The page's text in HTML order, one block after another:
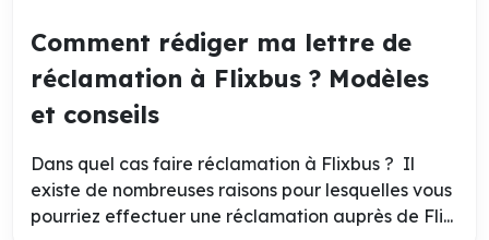
Comment rédiger ma lettre de
réclamation à Flixbus ? Modèles
et conseils
Dans quel cas faire réclamation à Flixbus ? Il
existe de nombreuses raisons pour lesquelles vous
pourriez effectuer une réclamation auprès de Fli...